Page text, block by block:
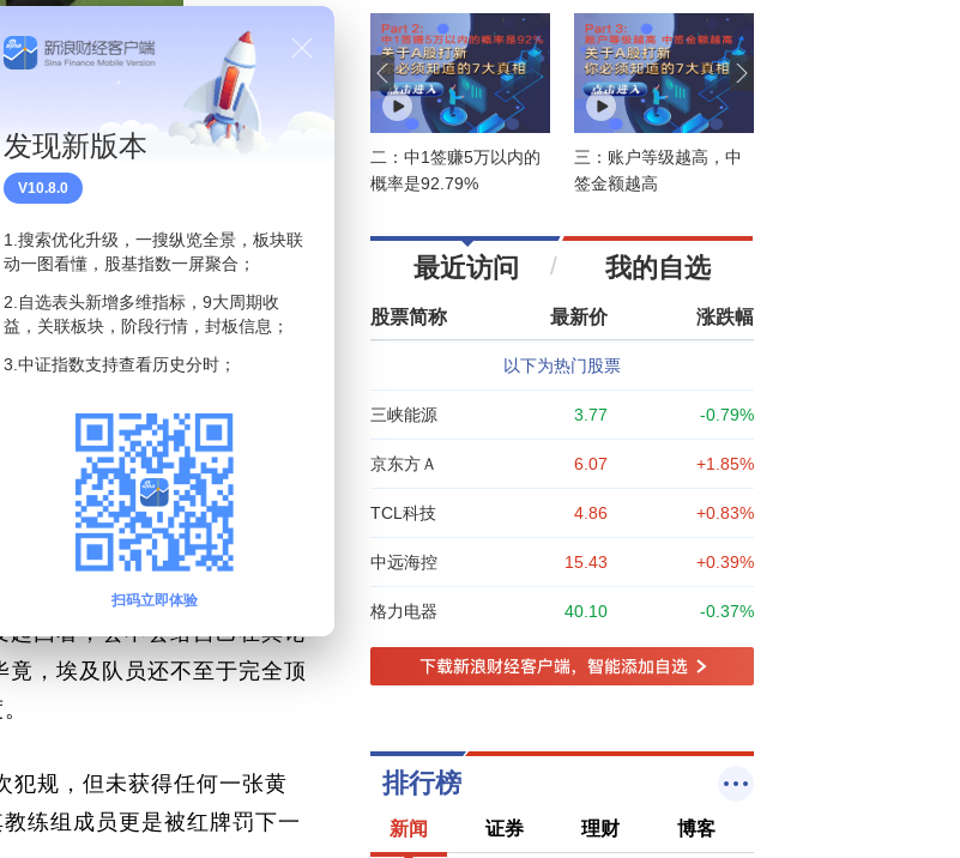
察者网：“如果涉及到需要检
还是错误，要等一个他们最
不统一的时候，会建议我们
个事件。当然，裁判员在特殊
会自己发起，因为我们是一
识是一样的。他在检查的时
回看，会不会给自己在舆论
，埃及队员还不至于完全顶
犯规，但未获得任何一张黄
练组成员更是被红牌罚下一
10家，下跌超过5%个股48家，跌幅超过3%个
股148家的数据情况；5）市场延续结构型行
情，题材热点快速轮动。详细解盘，可关注
《翠霞首席课》的“盘中直击”和“操盘指南”~~~
徐小明
今天 06:57:14
【盘中直播】先做到相对的攻守平衡，乱势要
有静气
趋势领涨
今天 06:56:03
=加入潜伏擒牛VIP，享四大顶级服务=【1】购
超短金股调入调出服务，适合实时看盘的投资
者！【3】每周一份高端内部绝密文章：包含近
期布局、热点版块、指数预判！【4】每月2~3
只高端中线金股服务！（VIP超短、中线个股均
有涉足，让上班族也能跟上VIP节奏！）现月课
7.5折，1288元！季课6.9折，3558元，续费季
接买，订购地址：【更多独家重磅股市观点请
最近访问 我的自选
股票简称 最新价 涨跌幅
以下为热门股票
三峡能源 3.77 -0.79%
京东方Ａ 6.07 +1.85%
TCL科技 4.86 +0.83%
中远海控 15.43 +0.39%
格力电器 40.10 -0.37%
发现新版本
V10.8.0
1.搜索优化升级，一搜纵览全景，板块联
动一图看懂，股基指数一屏聚合；
2.自选表头新增多维指标，9大周期收
益，关联板块，阶段行情，封板信息；
3.中证指数支持查看历史分时；
扫码立即体验